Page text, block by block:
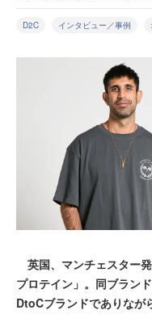
D2C インタビュー／事例
英国、マンチェスター
プロテイン」。同ブラン
DtoCブランドでありなが